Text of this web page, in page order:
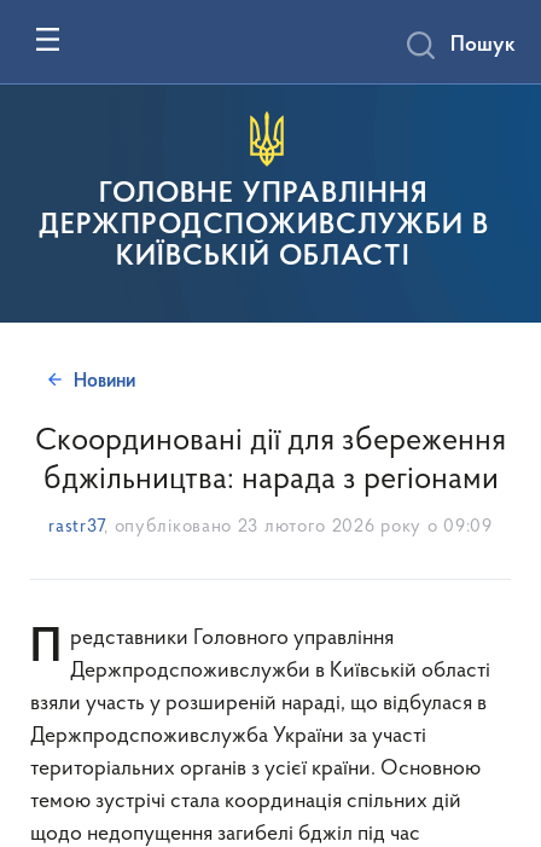
ГОЛОВНЕ УПРАВЛІННЯ
ДЕРЖПРОДСПОЖИВСЛУЖБИ В
КИЇВСЬКІЙ ОБЛАСТІ
Пошук
Новини
Скоординовані дії для збереження
бджільництва: нарада з регіонами
rastr37, опубліковано 23 лютого 2026 року о 09:09
Представники Головного управління Держпродспоживслужби в Київській області
взяли участь у розширеній нараді, що відбулася в
Держпродспоживслужба України за участі
територіальних органів з усієї країни. Основною
темою зустрічі стала координація спільних дій
щодо недопущення загибелі бджіл під час